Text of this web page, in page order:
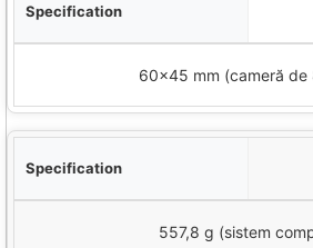
60×45 mm (cameră de
557,8 g (sistem